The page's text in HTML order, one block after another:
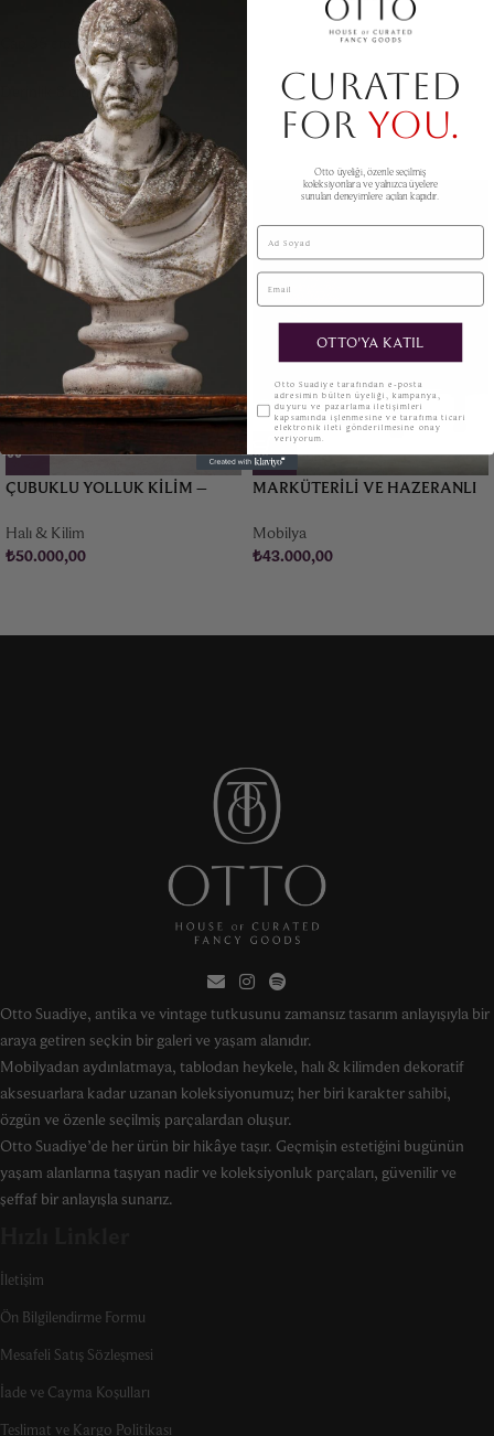
Derinlik 8 cm
BENZER ÜRÜNLER
ÇUBUKLU YOLLUK KILIM –
Halı & Kilim
₺50.000,00
MARKÜTERILI VE HAZERANLI
Mobilya
₺43.000,00
Otto Suadiye, antika ve vintage tutkusunu zamansız tasarım anlayışıyla bir
araya getiren seçkin bir galeri ve yaşam alanıdır.
Mobilyadan aydınlatmaya, tablodan heykele, halı & kilimden dekoratif
aksesuarlara kadar uzanan koleksiyonumuz; her biri karakter sahibi,
özgün ve özenle seçilmiş parçalardan oluşur.
Otto Suadiye’de her ürün bir hikâye taşır. Geçmişin estetiğini bugünün
yaşam alanlarına taşıyan nadir ve koleksiyonluk parçaları, güvenilir ve
şeffaf bir anlayışla sunarız.
İletişim
Ön Bilgilendirme Formu
Mesafeli Satış Sözleşmesi
İade ve Cayma Koşulları
Teslimat ve Kargo Politikası
CURATED
FOR YOU.
Otto üyeliği, özenle seçilmiş
koleksiyonlara ve yalnızca üyelere
sunulan deneyimlere açılan kapıdır.
Ad Soyad
Email
OTTO'YA KATIL
KVKKOtto Suadiye tarafından e-posta
adresimin bülten üyeliği, kampanya,
duyuru ve pazarlama iletişimleri
kapsamında işlenmesine ve tarafıma ticari
elektronik ileti gönderilmesine onay
veriyorum.